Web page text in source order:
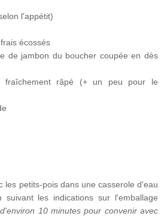
l'appétit)
écossés
de jambon du boucher coupée en dès
fraîchement râpé (+ un peu pour le
les petits-pois dans une casserole d'eau
suivant les indications sur l'emballage
10 minutes pour convenir avec